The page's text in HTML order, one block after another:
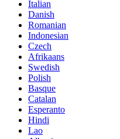
Italian
Danish
Romanian
Indonesian
Czech
Afrikaans
Swedish
Polish
Basque
Catalan
Esperanto
Hindi
Lao